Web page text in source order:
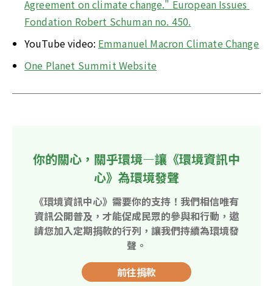
Agreement on climate change." European Issues
Fondation Robert Schuman no. 450.
YouTube video: Emmanuel Macron Climate Change
One Planet Summit Website
你的關心，關乎環境—讓《環境資訊中
心》為環境發聲
《環境資訊中心》需要你的支持！我們相信唯有
資訊公開普及，才能促成民眾的參與和行動，邀
請您加入定期捐款的行列，讓我們持續為環境發
聲。
前往捐款